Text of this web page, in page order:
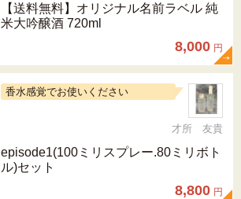
【送料無料】オリジナル名前ラベル 純
米大吟醸酒 720ml
8,000 円
香水感覚でお使いください
才所 友貴
episode1(100ミリスプレー.80ミリボト
ル)セット
8,800 円